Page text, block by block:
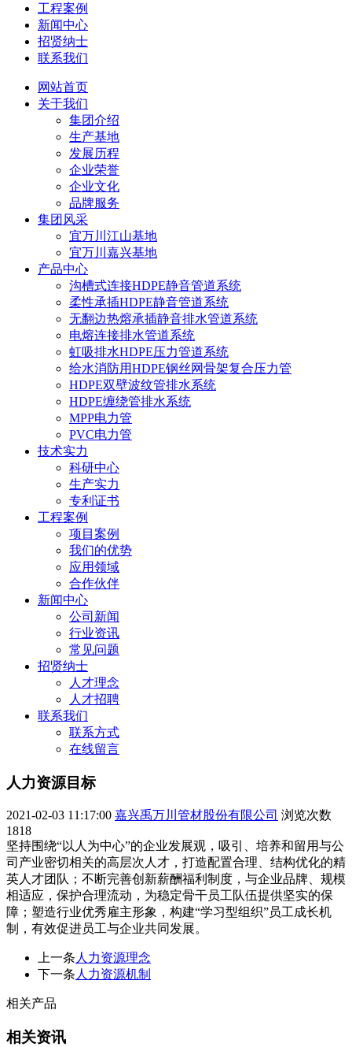
工程案例
新闻中心
招贤纳士
联系我们
网站首页
关于我们
集团介绍
生产基地
发展历程
企业荣誉
企业文化
品牌服务
集团风采
宜万川江山基地
宜万川嘉兴基地
产品中心
沟槽式连接HDPE静音管道系统
柔性承插HDPE静音管道系统
无翻边热熔承插静音排水管道系统
电熔连接排水管道系统
虹吸排水HDPE压力管道系统
给水消防用HDPE钢丝网骨架复合压力管
HDPE双壁波纹管排水系统
HDPE缠绕管排水系统
MPP电力管
PVC电力管
技术实力
科研中心
生产实力
专利证书
工程案例
项目案例
我们的优势
应用领域
合作伙伴
新闻中心
公司新闻
行业资讯
常见问题
招贤纳士
人才理念
人才招聘
联系我们
联系方式
在线留言
人力资源目标
2021-02-03 11:17:00 嘉兴禹万川管材股份有限公司 浏览次数
1818
坚持围绕“以人为中心”的企业发展观，吸引、培养和留用与公
司产业密切相关的高层次人才，打造配置合理、结构优化的精
英人才团队；不断完善创新薪酬福利制度，与企业品牌、规模
相适应，保护合理流动，为稳定骨干员工队伍提供坚实的保
障；塑造行业优秀雇主形象，构建“学习型组织”员工成长机
制，有效促进员工与企业共同发展。
上一条 人力资源理念
下一条 人力资源机制
相关产品
相关资讯